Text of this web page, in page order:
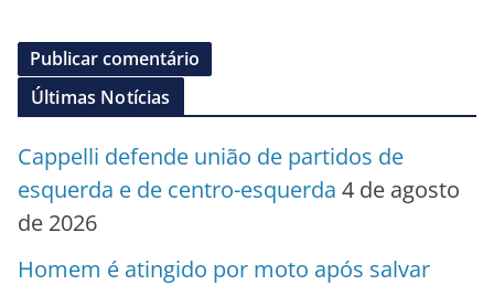
Últimas Notícias
Cappelli defende união de partidos de
esquerda e de centro-esquerda 4 de agosto
de 2026
Homem é atingido por moto após salvar